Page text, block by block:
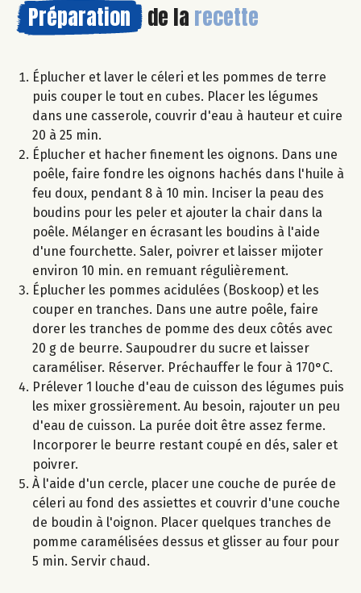
Préparation de la recette
Éplucher et laver le céleri et les pommes de terre
puis couper le tout en cubes. Placer les légumes
dans une casserole, couvrir d'eau à hauteur et cuire
20 à 25 min.
Éplucher et hacher finement les oignons. Dans une
poêle, faire fondre les oignons hachés dans l'huile à
feu doux, pendant 8 à 10 min. Inciser la peau des
boudins pour les peler et ajouter la chair dans la
poêle. Mélanger en écrasant les boudins à l'aide
d'une fourchette. Saler, poivrer et laisser mijoter
environ 10 min. en remuant régulièrement.
Éplucher les pommes acidulées (Boskoop) et les
couper en tranches. Dans une autre poêle, faire
dorer les tranches de pomme des deux côtés avec
20 g de beurre. Saupoudrer du sucre et laisser
caraméliser. Réserver. Préchauffer le four à 170°C.
Prélever 1 louche d'eau de cuisson des légumes puis
les mixer grossièrement. Au besoin, rajouter un peu
d'eau de cuisson. La purée doit être assez ferme.
Incorporer le beurre restant coupé en dés, saler et
poivrer.
À l'aide d'un cercle, placer une couche de purée de
céleri au fond des assiettes et couvrir d'une couche
de boudin à l'oignon. Placer quelques tranches de
pomme caramélisées dessus et glisser au four pour
5 min. Servir chaud.